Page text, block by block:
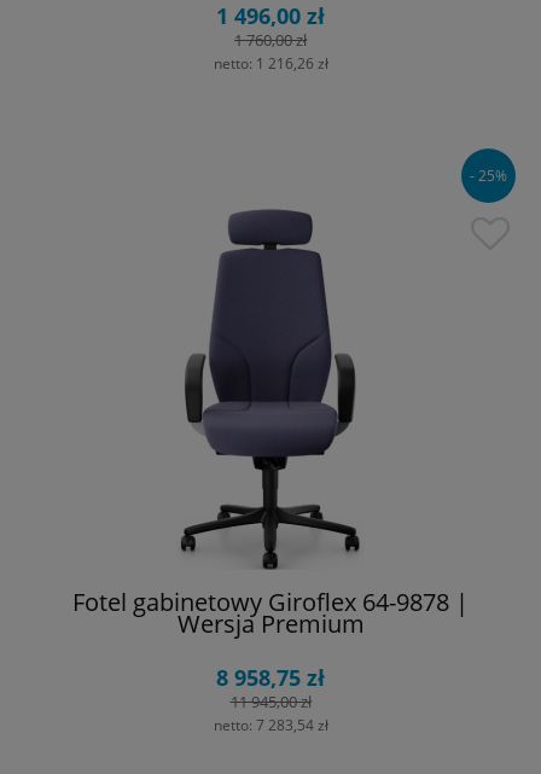
1 496,00 zł
1 760,00 zł
netto: 1 216,26 zł
Fotel gabinetowy Giroflex 64-9878 |
Wersja Premium
8 958,75 zł
11 945,00 zł
netto: 7 283,54 zł
- 25%